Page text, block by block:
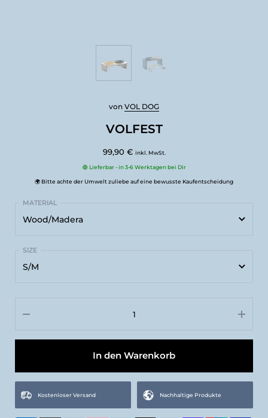
VOLFEST
von VOL DOG
99,90 € inkl. MwSt.
🟢 Lieferbar - in 3-6 Werktagen bei Dir
🌍 Bitte achte der Umwelt zuliebe auf eine bewusste Kaufentscheidung
Wood/Madera
Wood/Madera
Stone/Piedra
S/M
In den Warenkorb
Kostenloser Versand Nachhaltige Produkte